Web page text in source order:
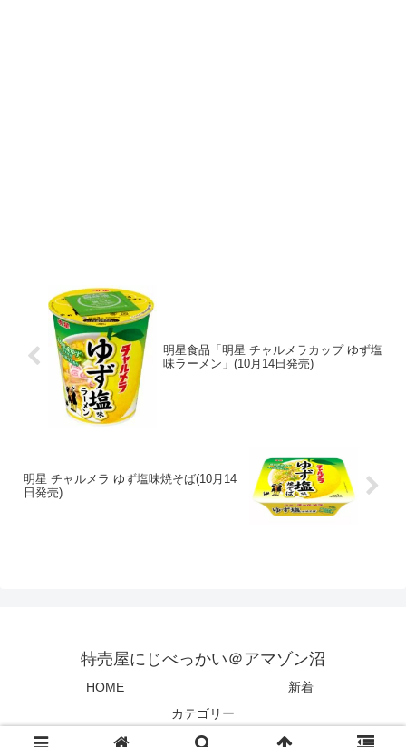
明星食品「明星 チャルメラカップ ゆず塩
味ラーメン」(10月14日発売)
明星 チャルメラ ゆず塩味焼そば(10月14
日発売)
特売屋にじべっかい＠アマゾン沼
HOME
新着
カテゴリー